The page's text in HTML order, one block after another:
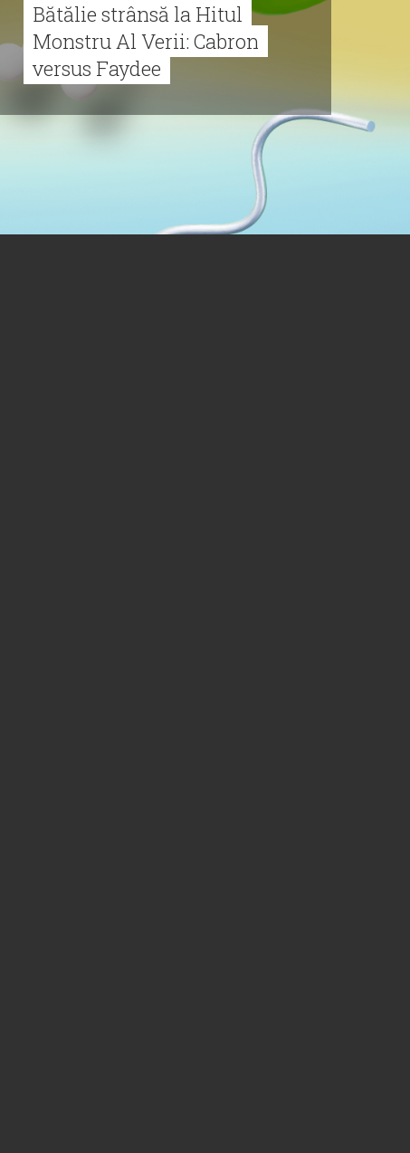
Bătălie strânsă la Hitul
Monstru Al Verii: Cabron
versus Faydee
21 Iulie